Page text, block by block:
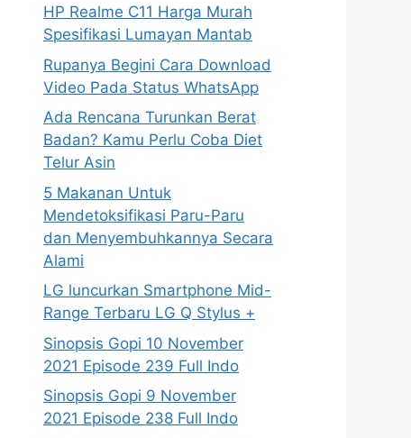
HP Realme C11 Harga Murah
Spesifikasi Lumayan Mantab
Rupanya Begini Cara Download
Video Pada Status WhatsApp
Ada Rencana Turunkan Berat
Badan? Kamu Perlu Coba Diet
Telur Asin
5 Makanan Untuk
Mendetoksifikasi Paru-Paru
dan Menyembuhkannya Secara
Alami
LG luncurkan Smartphone Mid-
Range Terbaru LG Q Stylus +
Sinopsis Gopi 10 November
2021 Episode 239 Full Indo
Sinopsis Gopi 9 November
2021 Episode 238 Full Indo